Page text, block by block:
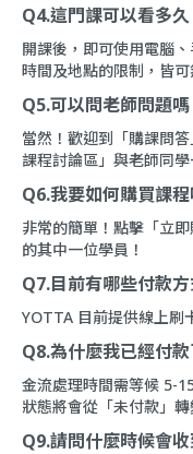
Q4.這門課可以看多久
開課後，即可使用電腦
時間及地點的限制，皆
Q5.可以問老師問題嗎
當然！歡迎到「購課問答
課程討論區 」與老師同
Q6.我要如何購買課程
非常的簡單！點擊「立
的其中一位學員！
Q7.目前有哪些付款方
YOTTA 目前提供線上刷
Q8.為什麼我已經付
金流處理時間需等候 5-
狀態將會從「未付款」
Q9.請問什麼時候會收